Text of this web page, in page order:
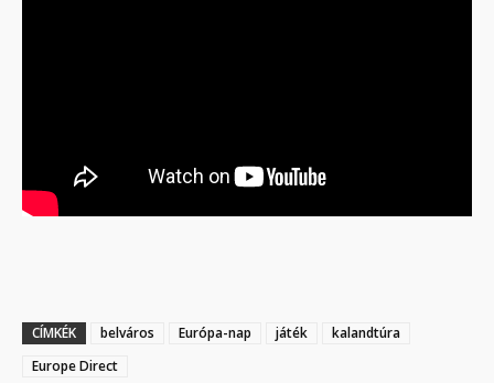
CÍMKÉK belváros Európa-nap játék
kalandtúra
Europe Direct